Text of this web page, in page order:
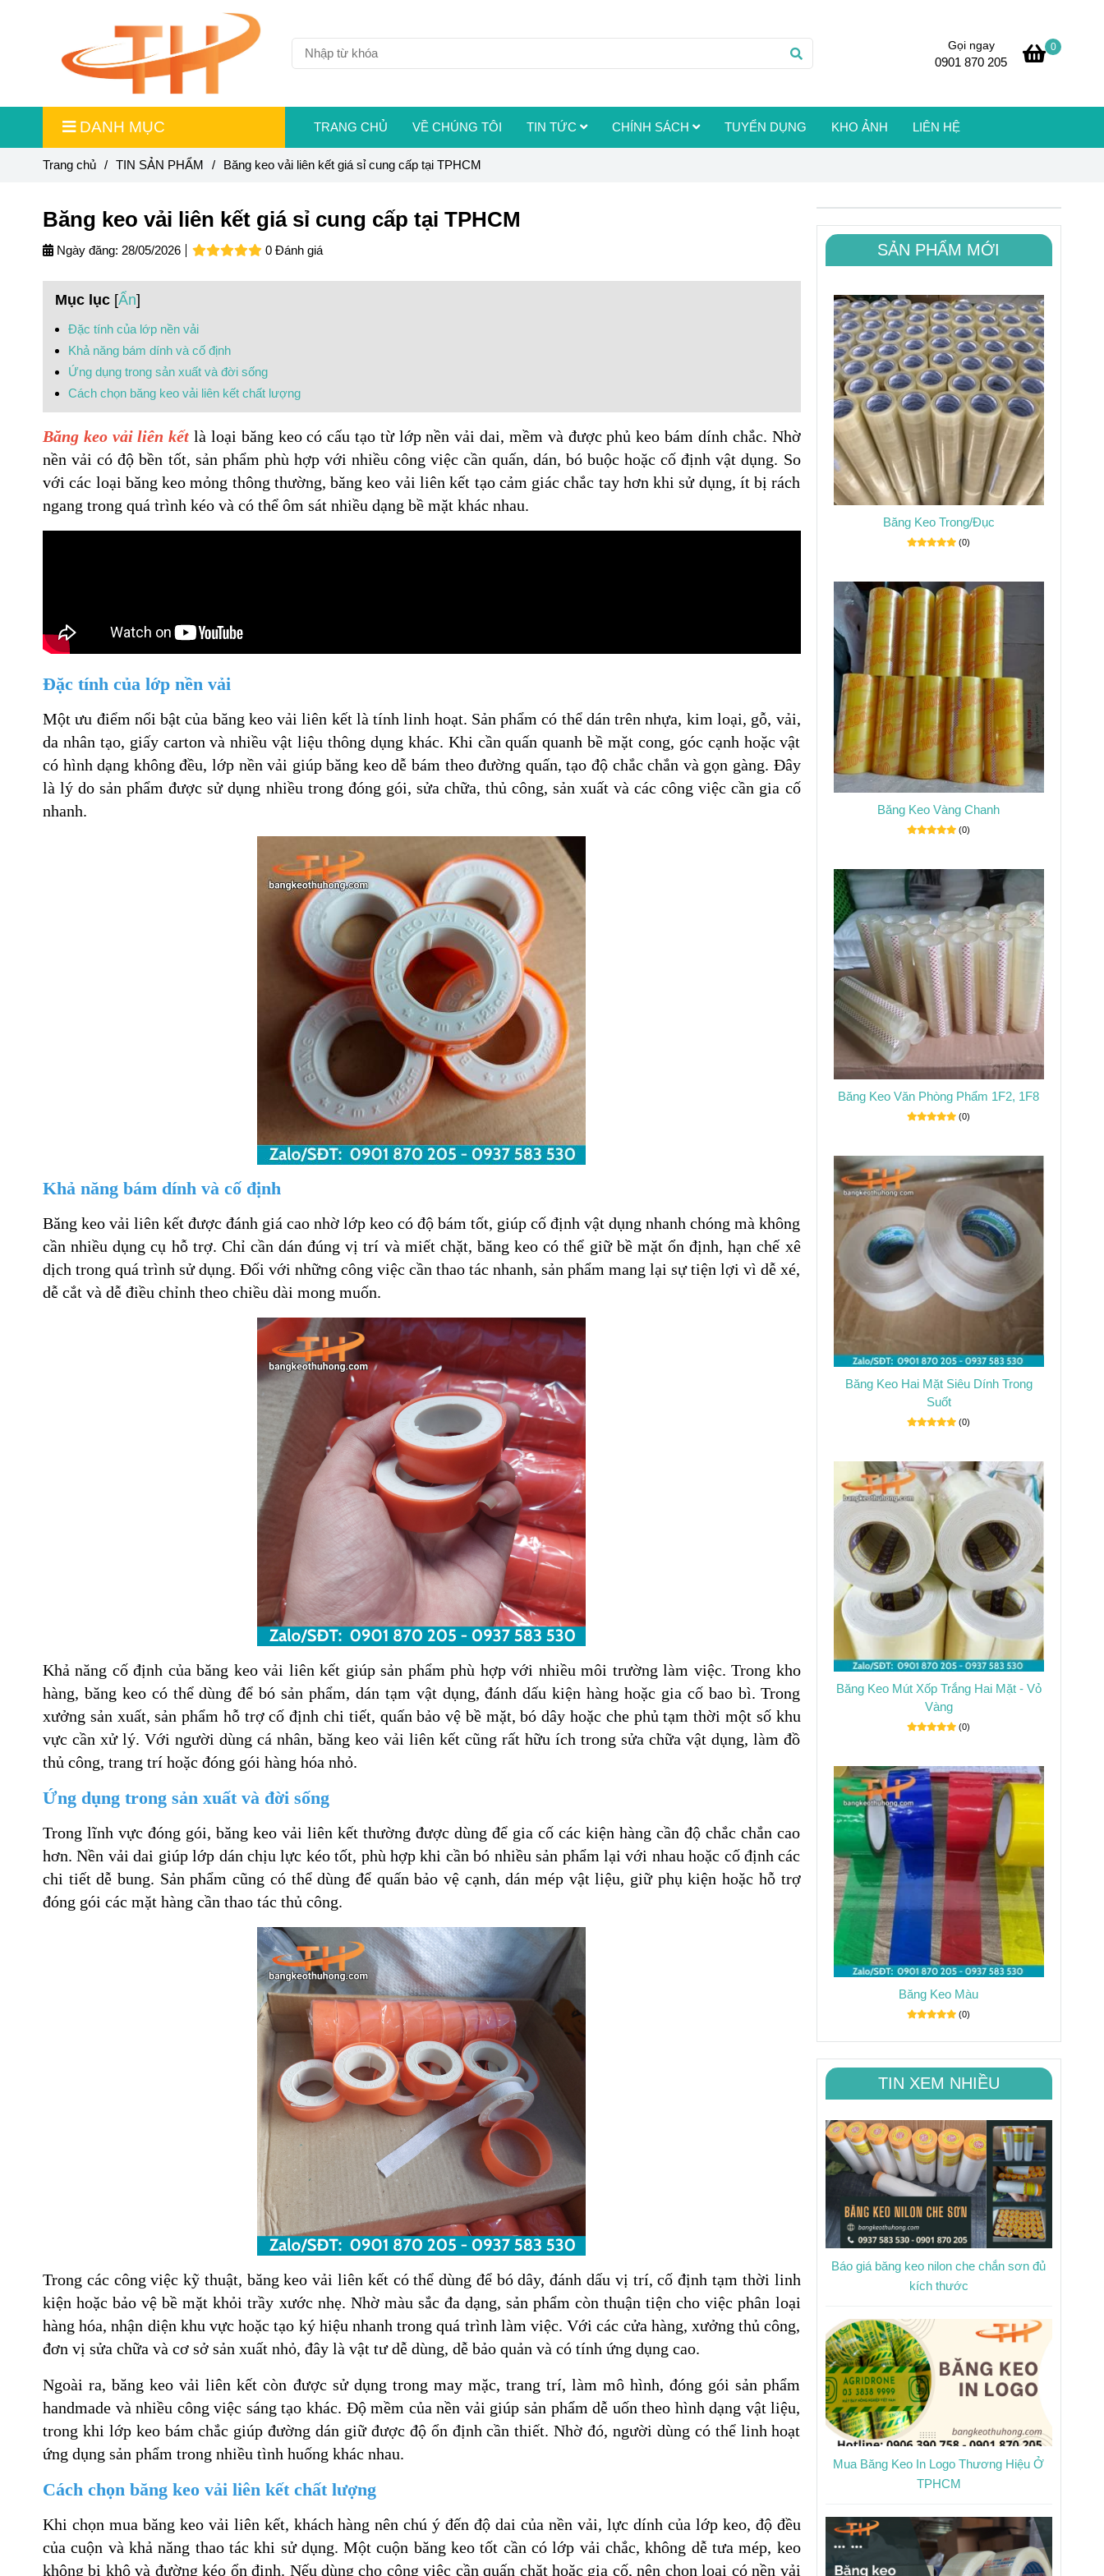
Gọi ngay
0901 870 205
0
DANH MỤC TRANG CHỦ VỀ CHÚNG TÔI TIN TỨC CHÍNH SÁCH TUYỂN DỤNG KHO ẢNH LIÊN HỆ
Trang chủ / TIN SẢN PHẨM / Băng keo vải liên kết giá sỉ cung cấp tại TPHCM
Băng keo vải liên kết giá sỉ cung cấp tại TPHCM
Ngày đăng: 28/05/2026 0 Đánh giá
Mục lục [Ẩn]
Đặc tính của lớp nền vải
Khả năng bám dính và cố định
Ứng dụng trong sản xuất và đời sống
Cách chọn băng keo vải liên kết chất lượng
Băng keo vải liên kết là loại băng keo có cấu tạo từ lớp nền vải dai, mềm và được phủ keo bám dính chắc. Nhờ
nền vải có độ bền tốt, sản phẩm phù hợp với nhiều công việc cần quấn, dán, bó buộc hoặc cố định vật dụng. So
với các loại băng keo mỏng thông thường, băng keo vải liên kết tạo cảm giác chắc tay hơn khi sử dụng, ít bị rách
ngang trong quá trình kéo và có thể ôm sát nhiều dạng bề mặt khác nhau.
Đặc tính của lớp nền vải
Một ưu điểm nổi bật của băng keo vải liên kết là tính linh hoạt. Sản phẩm có thể dán trên nhựa, kim loại, gỗ, vải,
da nhân tạo, giấy carton và nhiều vật liệu thông dụng khác. Khi cần quấn quanh bề mặt cong, góc cạnh hoặc vật
có hình dạng không đều, lớp nền vải giúp băng keo dễ bám theo đường quấn, tạo độ chắc chắn và gọn gàng. Đây
là lý do sản phẩm được sử dụng nhiều trong đóng gói, sửa chữa, thủ công, sản xuất và các công việc cần gia cố
nhanh.
Khả năng bám dính và cố định
Băng keo vải liên kết được đánh giá cao nhờ lớp keo có độ bám tốt, giúp cố định vật dụng nhanh chóng mà không
cần nhiều dụng cụ hỗ trợ. Chỉ cần dán đúng vị trí và miết chặt, băng keo có thể giữ bề mặt ổn định, hạn chế xê
dịch trong quá trình sử dụng. Đối với những công việc cần thao tác nhanh, sản phẩm mang lại sự tiện lợi vì dễ xé,
dễ cắt và dễ điều chỉnh theo chiều dài mong muốn.
Khả năng cố định của băng keo vải liên kết giúp sản phẩm phù hợp với nhiều môi trường làm việc. Trong kho
hàng, băng keo có thể dùng để bó sản phẩm, dán tạm vật dụng, đánh dấu kiện hàng hoặc gia cố bao bì. Trong
xưởng sản xuất, sản phẩm hỗ trợ cố định chi tiết, quấn bảo vệ bề mặt, bó dây hoặc che phủ tạm thời một số khu
vực cần xử lý. Với người dùng cá nhân, băng keo vải liên kết cũng rất hữu ích trong sửa chữa vật dụng, làm đồ
thủ công, trang trí hoặc đóng gói hàng hóa nhỏ.
Ứng dụng trong sản xuất và đời sống
Trong lĩnh vực đóng gói, băng keo vải liên kết thường được dùng để gia cố các kiện hàng cần độ chắc chắn cao
hơn. Nền vải dai giúp lớp dán chịu lực kéo tốt, phù hợp khi cần bó nhiều sản phẩm lại với nhau hoặc cố định các
chi tiết dễ bung. Sản phẩm cũng có thể dùng để quấn bảo vệ cạnh, dán mép vật liệu, giữ phụ kiện hoặc hỗ trợ
đóng gói các mặt hàng cần thao tác thủ công.
Trong các công việc kỹ thuật, băng keo vải liên kết có thể dùng để bó dây, đánh dấu vị trí, cố định tạm thời linh
kiện hoặc bảo vệ bề mặt khỏi trầy xước nhẹ. Nhờ màu sắc đa dạng, sản phẩm còn thuận tiện cho việc phân loại
hàng hóa, nhận diện khu vực hoặc tạo ký hiệu nhanh trong quá trình làm việc. Với các cửa hàng, xưởng thủ công,
đơn vị sửa chữa và cơ sở sản xuất nhỏ, đây là vật tư dễ dùng, dễ bảo quản và có tính ứng dụng cao.
Ngoài ra, băng keo vải liên kết còn được sử dụng trong may mặc, trang trí, làm mô hình, đóng gói sản phẩm
handmade và nhiều công việc sáng tạo khác. Độ mềm của nền vải giúp sản phẩm dễ uốn theo hình dạng vật liệu,
trong khi lớp keo bám chắc giúp đường dán giữ được độ ổn định cần thiết. Nhờ đó, người dùng có thể linh hoạt
ứng dụng sản phẩm trong nhiều tình huống khác nhau.
Cách chọn băng keo vải liên kết chất lượng
Khi chọn mua băng keo vải liên kết, khách hàng nên chú ý đến độ dai của nền vải, lực dính của lớp keo, độ đều
của cuộn và khả năng thao tác khi sử dụng. Một cuộn băng keo tốt cần có lớp vải chắc, không dễ tưa mép, keo
không bị khô và đường kéo ổn định. Nếu dùng cho công việc cần quấn chặt hoặc gia cố, nên chọn loại có nền vải
SẢN PHẨM MỚI
Băng Keo Trong/Đục
(0)
Băng Keo Vàng Chanh
(0)
Băng Keo Văn Phòng Phẩm 1F2, 1F8
(0)
Băng Keo Hai Mặt Siêu Dính Trong
Suốt
(0)
Băng Keo Mút Xốp Trắng Hai Mặt - Vỏ
Vàng
(0)
Băng Keo Màu
(0)
TIN XEM NHIỀU
Báo giá băng keo nilon che chắn sơn đủ
kích thước
Mua Băng Keo In Logo Thương Hiệu Ở
TPHCM